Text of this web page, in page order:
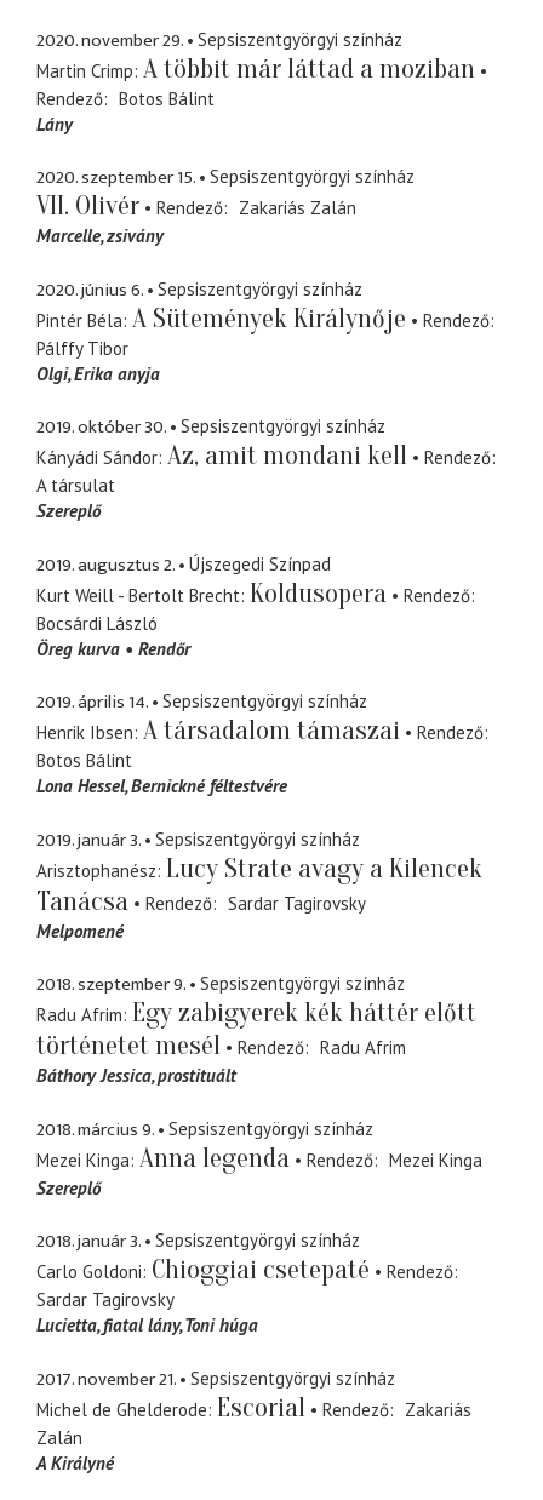
2020. november 29.
Sepsiszentgyörgyi színház
Martin Crimp A többit már láttad a moziban
Rendező
Botos Bálint
Lány
2020. szeptember 15. Sepsiszentgyörgyi színház
VII. Olivér Rendező
Zakariás Zalán
Marcelle zsivány
2020. június 6.
Sepsiszentgyörgyi színház
Pintér Béla A Sütemények Királynője
Rendező
Pálffy Tibor
Olgi Erika anyja
2019. október 30.
Sepsiszentgyörgyi színház
Kányádi Sándor Az, amit mondani kell
Rendező
A társulat
Szereplő
2019. augusztus 2.
Újszegedi Színpad
Kurt Weill - Bertolt Brecht Koldusopera
Rendező
Bocsárdi László
Öreg kurva
Rendőr
2019. április 14.
Sepsiszentgyörgyi színház
Henrik Ibsen A társadalom támaszai
Rendező
Botos Bálint
Lona Hessel Bernickné féltestvére
2019. január 3.
Sepsiszentgyörgyi színház
Arisztophanész Lucy Strate avagy a Kilencek
Tanácsa
Rendező
Sardar Tagirovsky
Melpomené
2018. szeptember 9.
Sepsiszentgyörgyi színház
Radu Afrim Egy zabigyerek kék háttér előtt
történetet mesél
Rendező
Radu Afrim
Báthory Jessica prostituált
2018. március 9.
Sepsiszentgyörgyi színház
Mezei Kinga Anna legenda Rendező
Mezei Kinga
Szereplő
2018. január 3.
Sepsiszentgyörgyi színház
Carlo Goldoni Chioggiai csetepaté
Rendező
Sardar Tagirovsky
Lucietta fiatal lány, Toni húga
2017. november 21.
Sepsiszentgyörgyi színház
Michel de Ghelderode Escorial Rendező
Zakariás
Zalán
A Királyné